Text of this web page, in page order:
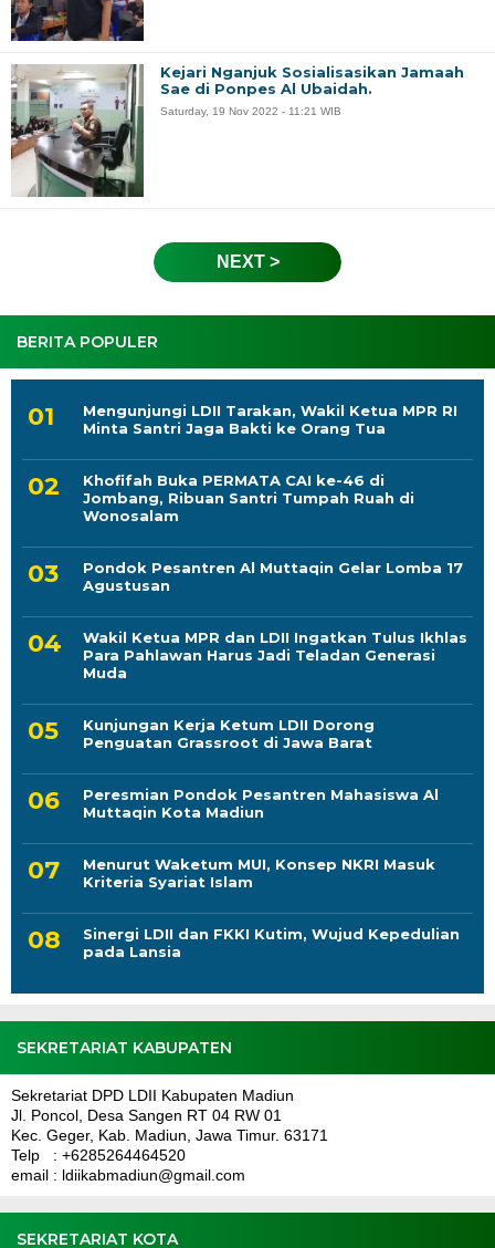
BERITA POPULER
Mengunjungi LDII Tarakan, Wakil Ketua MPR RI
Minta Santri Jaga Bakti ke Orang Tua
Khofifah Buka PERMATA CAI ke-46 di
Jombang, Ribuan Santri Tumpah Ruah di
Wonosalam
Pondok Pesantren Al Muttaqin Gelar Lomba 17
Agustusan
Wakil Ketua MPR dan LDII Ingatkan Tulus Ikhlas
Para Pahlawan Harus Jadi Teladan Generasi
Muda
Kunjungan Kerja Ketum LDII Dorong
Penguatan Grassroot di Jawa Barat
Peresmian Pondok Pesantren Mahasiswa Al
Muttaqin Kota Madiun
Menurut Waketum MUI, Konsep NKRI Masuk
Kriteria Syariat Islam
Sinergi LDII dan FKKI Kutim, Wujud Kepedulian
pada Lansia
SEKRETARIAT KABUPATEN
Sekretariat DPD LDII Kabupaten Madiun
Jl. Poncol, Desa Sangen RT 04 RW 01
Kec. Geger, Kab. Madiun, Jawa Timur. 63171
Telp : +6285264464520
email : ldiikabmadiun@gmail.com
SEKRETARIAT KOTA
Kejari Nganjuk Sosialisasikan Jamaah
Sae di Ponpes Al Ubaidah.
Saturday, 19 Nov 2022 - 11:21 WIB
NEXT >